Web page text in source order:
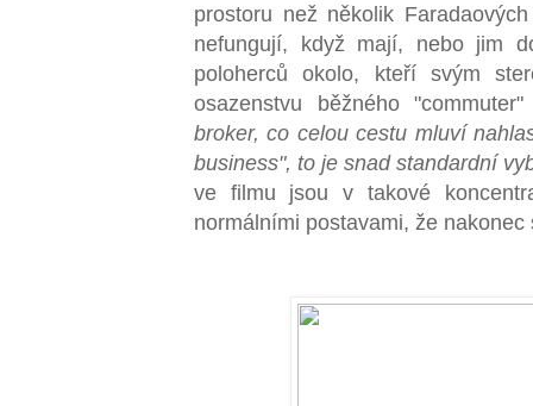
prostoru než několik
nefungují, když mají, nebo jim
poloherců okolo, kteří svým
osazenstvu běžného
broker, co celou cestu mluví
business", to je snad standardní
ve filmu jsou v takové
normálními postavami, že